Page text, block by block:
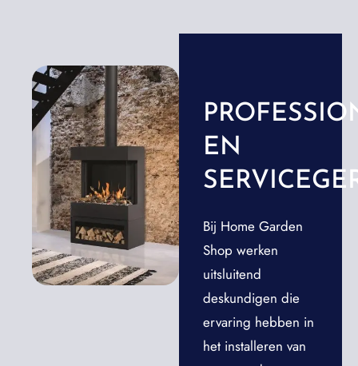
EN
Bij Home Garden
Shop werken
uitsluitend
deskundigen die
ervaring hebben in
het installeren van